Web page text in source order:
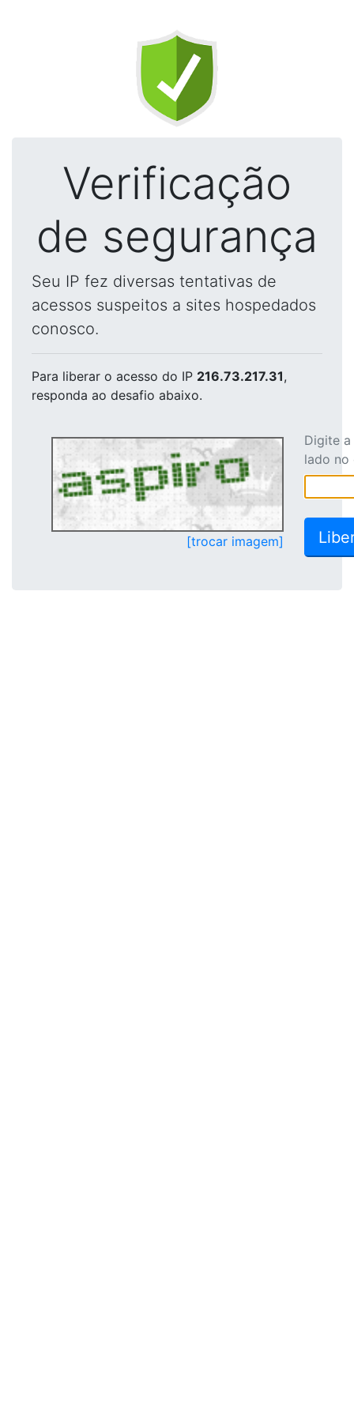
Verificação
de segurança
Seu IP fez diversas tentativas de
acessos suspeitos a sites hospedados
conosco.
Para liberar o acesso do IP 216.73.217.31,
responda ao desafio abaixo.
[trocar imagem]
Digite
lado no